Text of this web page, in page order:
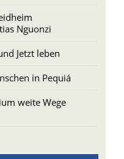
Nguonzi
Jetzt leben
in Pequiá
weite Wege